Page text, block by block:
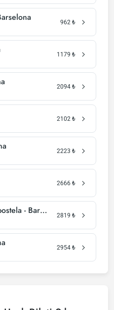
962 ₺
1179 ₺
2094 ₺
2102 ₺
2223 ₺
2666 ₺
Santiago de Compostela - Barselona 2819 ₺
2954 ₺